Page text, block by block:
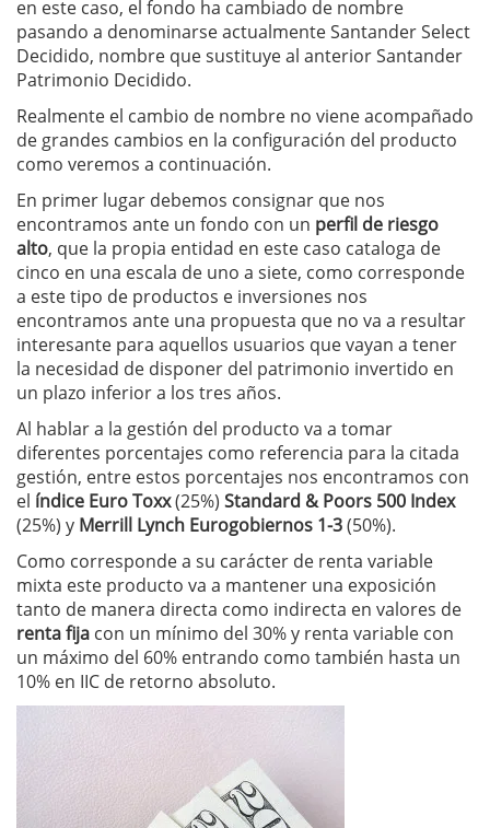
en este caso, el fondo ha cambiado de nombre
pasando a denominarse actualmente Santander Select
Decidido, nombre que sustituye al anterior Santander
Patrimonio Decidido.
Realmente el cambio de nombre no viene acompañado
de grandes cambios en la configuración del producto
como veremos a continuación.
En primer lugar debemos consignar que nos
encontramos ante un fondo con un perfil de riesgo
alto, que la propia entidad en este caso cataloga de
cinco en una escala de uno a siete, como corresponde
a este tipo de productos e inversiones nos
encontramos ante una propuesta que no va a resultar
interesante para aquellos usuarios que vayan a tener
la necesidad de disponer del patrimonio invertido en
un plazo inferior a los tres años.
Al hablar a la gestión del producto va a tomar
diferentes porcentajes como referencia para la citada
gestión, entre estos porcentajes nos encontramos con
el índice Euro Toxx(25%) Standard & Poors 500 Index
(25%) y Merrill Lynch Eurogobiernos 1-3(50%).
Como corresponde a su carácter de renta variable
mixta este producto va a mantener una exposición
tanto de manera directa como indirecta en valores de
renta fija con un mínimo del 30% y renta variable con
un máximo del 60% entrando como también hasta un
10% en IIC de retorno absoluto.